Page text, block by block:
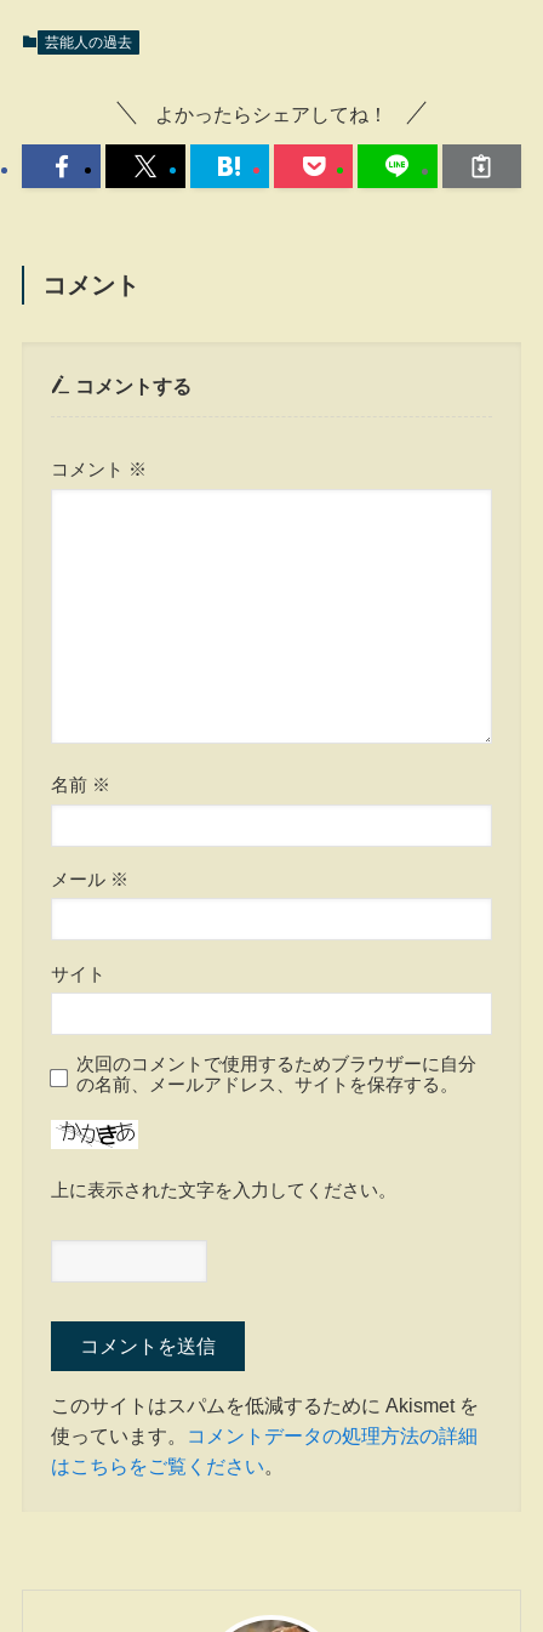
芸能人の過去
よかったらシェアしてね！
コメント
コメントする
コメント ※
名前 ※
メール ※
サイト
次回のコメントで使用するためブラウザーに自分
の名前、メールアドレス、サイトを保存する。
上に表示された文字を入力してください。
このサイトはスパムを低減するために Akismet を
使っています。
コメントデータの処理方法の詳細
はこちらをご覧ください。